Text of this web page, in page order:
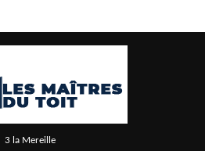
3 la Mereille